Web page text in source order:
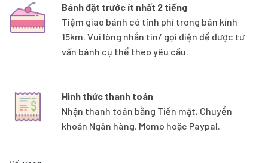
Bánh đặt trước ít nhất 2 tiếng
Tiệm giao bánh có tính phí trong bán kính
15km. Vui lòng nhắn tin/ gọi điện để được tư
vấn bánh cụ thể theo yêu cầu.
Hình thức thanh toán
Nhận thanh toán bằng Tiền mặt, Chuyển
khoản Ngân hàng, Momo hoặc Paypal.